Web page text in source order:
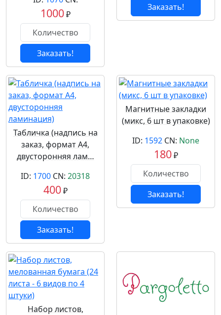
1000₽
Заказать!
Заказать!
Табличка (надпись на
заказ, формат А4,
двусторонняя лам…
ID: 1700 CN: 20318
400₽
Заказать!
Магнитные закладки
(микс, 6 шт в упаковке)
ID: 1592 CN: None
180₽
Заказать!
Набор листов,